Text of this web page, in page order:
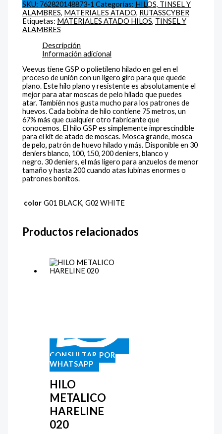
SKU: 762820148873-1 Categorías: HILOS, TINSEL Y
ALAMBRES, MATERIALES ATADO, RUTASSCYBER
Etiquetas: MATERIALES ATADO HILOS, TINSEL Y
ALAMBRES
Descripción
Información adicional
Veevus tiene GSP o polietileno hilado en gel en el
proceso de unión con un ligero giro para que quede
plano. Este hilo plano y resistente es absolutamente el
mejor para atar moscas de pelo hilado que puedes
atar. También nos gusta mucho para los patrones de
huevos.Cada bobina de hilo contiene 75 metros, un
67% más que cualquier otro fabricante que
conocemos. El hilo GSP es simplemente imprescindible
para el kit de atado de moscas. Mosca grande, mosca
de pelo, patrón de huevo hilado y más. Disponible en 30
deniers blanco, 100, 150, 200 deniers, blanco y
negro. 30 deniers, el más ligero para anzuelos de menor
tamaño y hasta 200 cuando atas lubinas enormes o
patrones bonitos.
color G01 BLACK, G02 WHITE
Productos relacionados
CONSULTAR POR
WHATSAPP
HILO
METALICO
HARELINE
020